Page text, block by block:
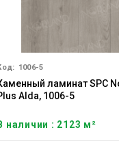
1006-5
ламинат SPC
Alda, 1006-5
наличии : 2123 м²